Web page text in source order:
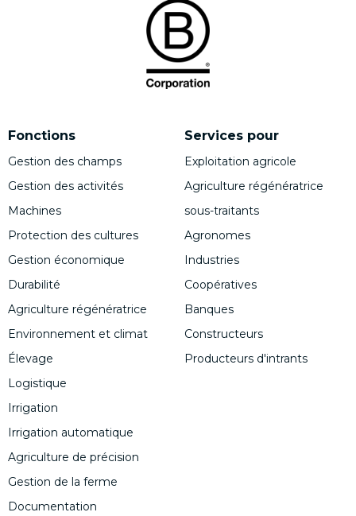
Fonctions
Gestion des champs
Gestion des activités
Machines
Protection des cultures
Gestion économique
Durabilité
Agriculture régénératrice
Environnement et climat
Élevage
Logistique
Irrigation
Irrigation automatique
Agriculture de précision
Gestion de la ferme
Documentation
Services pour
Exploitation agricole
Agriculture régénératrice
sous-traitants
Agronomes
Industries
Coopératives
Banques
Constructeurs
Producteurs d'intrants